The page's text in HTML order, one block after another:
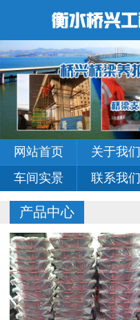
网站首页 关于我们
车间实景
联系我们
产品中心